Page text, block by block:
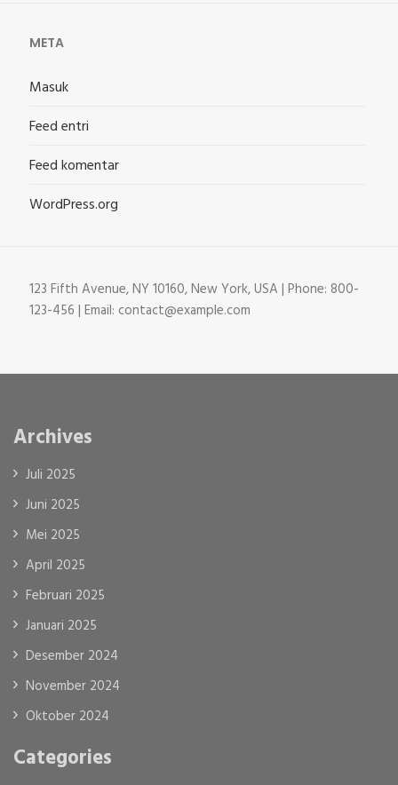
META
Masuk
Feed entri
Feed komentar
WordPress.org
123 Fifth Avenue, NY 10160, New York, USA | Phone: 800-
123-456 | Email: contact@example.com
Archives
Juli 2025
Juni 2025
Mei 2025
April 2025
Februari 2025
Januari 2025
Desember 2024
November 2024
Oktober 2024
Categories